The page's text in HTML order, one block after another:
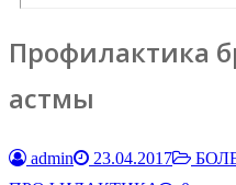
Профилактика
астмы
admin 23.04.2017